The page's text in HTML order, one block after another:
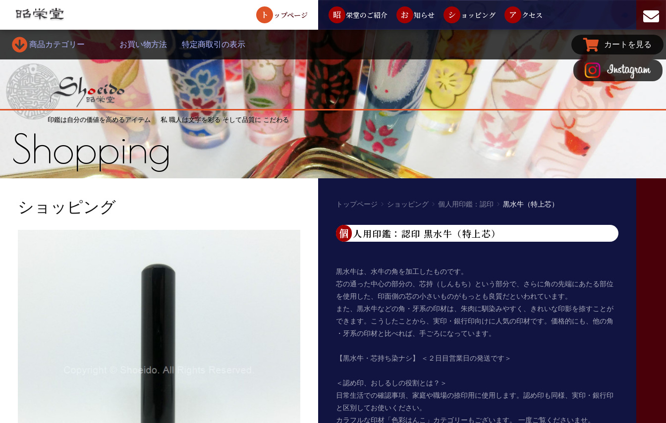
ト ップページ 昭 栄堂のご紹介 お 知らせ シ ョッピング ア クセス
カートを見る
商品カテゴリー お買い物方法 特定商取引の表示
印鑑は自分の価値を高めるアイテム 私 職人は文字を彩る そして品質に こだわる
Shopping
ショッピング トップページ ショッピング 個人用印鑑：認印 黒水牛（特上芯）
個人用印鑑：認印 黒水牛（特上芯）
黒水牛は、水牛の角を加工したものです。
芯の通った中心の部分の、芯持（しんもち）という部分で、さらに角の先端にあたる部位
を使用した、印面側の芯の小さいものがもっとも良質だといわれています。
また、黒水牛などの角・牙系の印材は、朱肉に馴染みやすく、きれいな印影を捺すことが
できます。こうしたことから、実印・銀行印向けに人気の印材です。価格的にも、他の角
・牙系の印材と比べれば、手ごろになっています。
【黒水牛・芯持ち染ナシ】 ＜２日目営業日の発送です＞
＜認め印、おしるしの役割とは？＞
日常生活での確認事項、家庭や職場の捺印用に使用します。認め印も同様、実印・銀行印
と区別してお使いください。
カラフルな印材「色彩はんこ」カテゴリーもございます。 一度ご覧くださいませ。